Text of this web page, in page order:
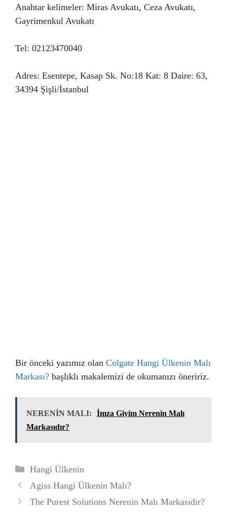
Anahtar kelimeler: Miras Avukatı, Ceza Avukatı,
Gayrimenkul Avukatı
Tel: 02123470040
Adres: Esentepe, Kasap Sk. No:18 Kat: 8 Daire: 63,
34394 Şişli/İstanbul
Bir önceki yazımız olan Colgate Hangi Ülkenin Malı
Markası? başlıklı makalemizi de okumanızı öneririz.
NERENİN MALI:
İmza Giyim Nerenin Malı
Markasıdır?
Kategoriler
Hangi Ülkenin
Agiss Hangi Ülkenin Malı?
The Purest Solutions Nerenin Malı Markasıdır?